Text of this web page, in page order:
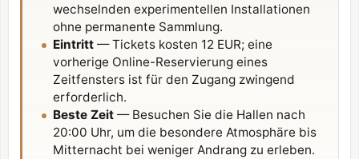
wechselnden experimentellen Installationen
ohne permanente Sammlung.
Eintritt — Tickets kosten 12 EUR; eine
vorherige Online-Reservierung eines
Zeitfensters ist für den Zugang zwingend
erforderlich.
Beste Zeit — Besuchen Sie die Hallen nach
20:00 Uhr, um die besondere Atmosphäre bis
Mitternacht bei weniger Andrang zu erleben.